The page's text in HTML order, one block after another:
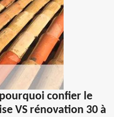
confier le
VS rénovation 30 à